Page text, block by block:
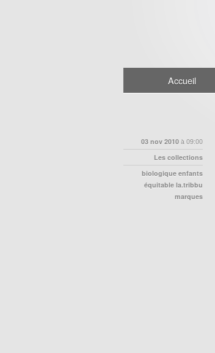
Accueil
03 nov 2010 à 09:00
Les collections
biologique enfants
équitable la.tribbu
marques